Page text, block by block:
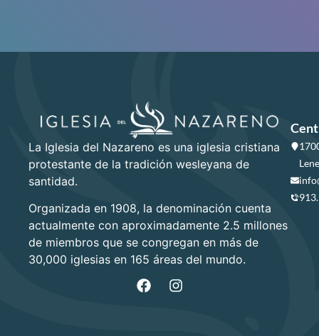
La Iglesia del Nazareno es una iglesia cristiana
protestante de la tradición wesleyana de
santidad.
Organizada en 1908, la denominación cuenta
actualmente con aproximadamente 2.5 millones
de miembros que se congregan en más de
30,000 iglesias en 165 áreas del mundo.